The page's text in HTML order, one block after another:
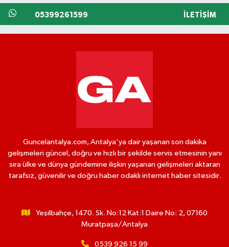
05399261599 İLETIŞIM
Guncelantalya.com, Antalya'ya dair yaşanan son dakika
gelişmeleri güncel, doğru ve hızlı bir şekilde servis etmesinin yanı
sıra ülke ve dünya gündemine ilişkin yaşanan gelişmeleri aktaran
tarafsız, güvenilir ve doğru haber odaklı internet haber sitesidir.
Yeşilbahçe, 1470. Sk. No:12 Kat:1 Daire No: 2, 07160
Muratpaşa/Antalya
0539 926 15 99